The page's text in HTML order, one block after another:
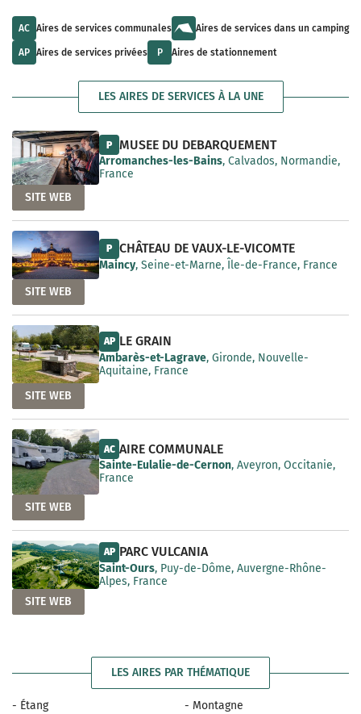
i
l
b
l
t
s
v
a
a
e
l
t
a
v
l
l
e
AC Aires de services communales Aires de services dans un camping
AP Aires de services privées P Aires de stationnement
LES AIRES DE SERVICES À LA UNE
P MUSEE DU DEBARQUEMENT
Arromanches-les-Bains, Calvados, Normandie,
France
SITE WEB
P CHÂTEAU DE VAUX-LE-VICOMTE
Maincy, Seine-et-Marne, Île-de-France, France
SITE WEB
AP LE GRAIN
Ambarès-et-Lagrave, Gironde, Nouvelle-
Aquitaine, France
SITE WEB
AC AIRE COMMUNALE
Sainte-Eulalie-de-Cernon, Aveyron, Occitanie,
France
SITE WEB
AP PARC VULCANIA
Saint-Ours, Puy-de-Dôme, Auvergne-Rhône-
Alpes, France
SITE WEB
LES AIRES PAR THÉMATIQUE
- Étang
- Montagne